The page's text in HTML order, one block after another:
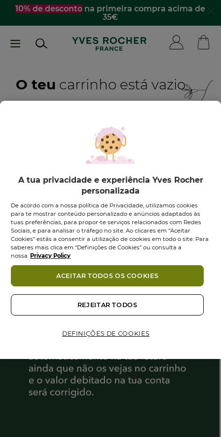
Passar
conteúdo
10% de descontona primeira compra acima de
35€
O teu carrinho está vazio
DESCOBRE OS NOSSOS PRODUTOS
A tua privacidade e experiência Yves Rocher
personalizada
De acordo com a nossa política de Privacidade, utilizamos cookies
para te mostrar conteúdo personalizado e anúncios adaptados às
tuas preferências, para propor-te serviços relacionados com Redes
Sociais, e para analisar o tráfego no site. Ao clicares em “Aceitar
Cookies” estás a consentir a utilização de cookies em todo o site. Para
saberes mais clica em “Definições de Cookies” ou consulta a
nossa Privacy Policy
DEFINIÇÕES DE COOKIES
REJEITAR TODOS
ACEITAR TODOS OS COOKIES